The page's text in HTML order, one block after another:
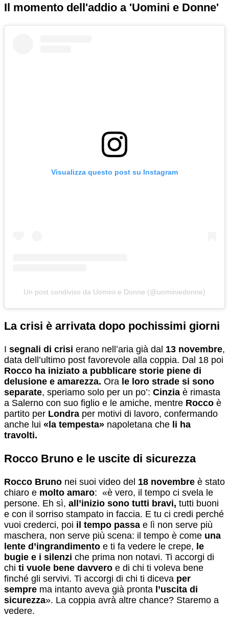
Il momento dell'addio a 'Uomini e Donne'
Visualizza questo post su Instagram
Un post condiviso da Uomini e Donne (@uominiedonne)
La crisi è arrivata dopo pochissimi giorni
I segnali di crisi erano nell’aria già dal 13 novembre,
data dell’ultimo post favorevole alla coppia. Dal 18 poi
Rocco ha iniziato a pubblicare storie piene di
delusione e amarezza. Ora le loro strade si sono
separate, speriamo solo per un po’: Cinzia è rimasta
a Salerno con suo figlio e le amiche, mentre Rocco è
partito per Londra per motivi di lavoro, confermando
anche lui «la tempesta» napoletana che li ha
travolti.
Rocco Bruno e le uscite di sicurezza
Rocco Bruno nei suoi video del 18 novembre è stato
chiaro e molto amaro: «è vero, il tempo ci svela le
persone. Eh sì, all’inizio sono tutti bravi, tutti buoni
e con il sorriso stampato in faccia. E tu ci credi perché
vuoi crederci, poi il tempo passa e lì non serve più
maschera, non serve più scena: il tempo è come una
lente d’ingrandimento e ti fa vedere le crepe, le
bugie e i silenzi che prima non notavi. Ti accorgi di
chi ti vuole bene davvero e di chi ti voleva bene
finché gli servivi. Ti accorgi di chi ti diceva per
sempre ma intanto aveva già pronta l’uscita di
sicurezza». La coppia avrà altre chance? Staremo a
vedere.